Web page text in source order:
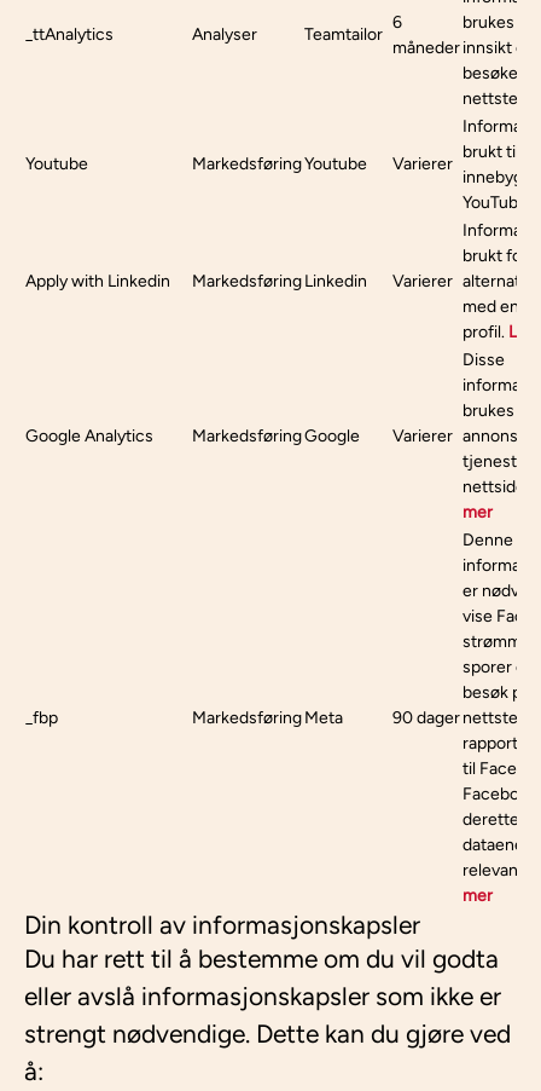
_ttAnalytics Analyser Teamtailor
6
måneder
brukes til
innsikt
Youtube MarkedsføringYoutube Varierer
brukt til å
YouTube.
Apply with Linkedin MarkedsføringLinkedin Varierer
brukt for
med en
profil. Les
Google Analytics MarkedsføringGoogle Varierer
Disse
brukes
annonser
tjenester
mer
_fbp MarkedsføringMeta 90 dager
Denne
er
vise
sporer en
besøk på
til
Facebook
deretter
dataene
relevant
mer
Din kontroll av informasjonskapsler
Du har rett til å bestemme om du vil godta
eller avslå informasjonskapsler som ikke er
strengt nødvendige. Dette kan du gjøre ved
å: